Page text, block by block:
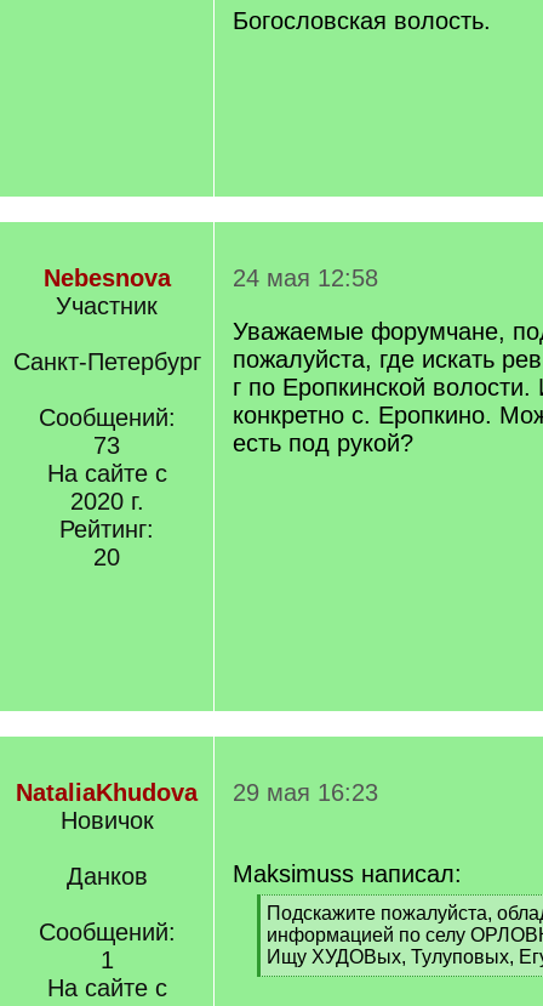
q
Богословская волость.
Nebesnova
Участник
Санкт-Петербург
Сообщений:
73
На сайте с
2020 г.
Рейтинг:
20
24 мая 12:58
Уважаемые форумчане,
пожалуйста, где искать
г по Еропкинской волости.
конкретно с. Еропкино.
есть под рукой?
NataliaKhudova
Новичок
Данков
Сообщений:
1
На сайте с
29 мая 16:23
Maksimuss написал:
[
q
]
Подскажите пожалуйста,
информацией по селу
Ищу ХУДОВых, Тулуповых,
[